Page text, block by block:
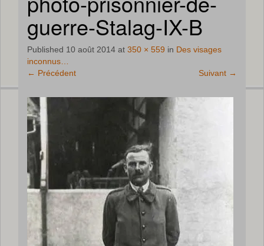
guerre-Stalag-IX-B
Published 10 août 2014 at 350 × 559 in Des visages
inconnus…
← Précédent Suivant →